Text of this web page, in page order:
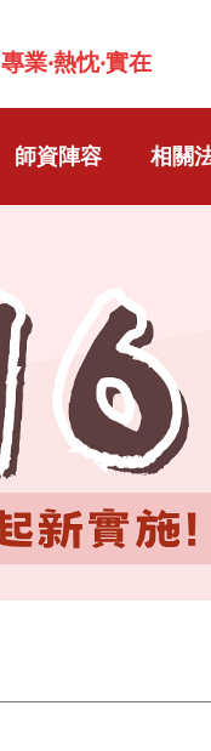
專業‧熱忱‧實在
師資陣容 相關